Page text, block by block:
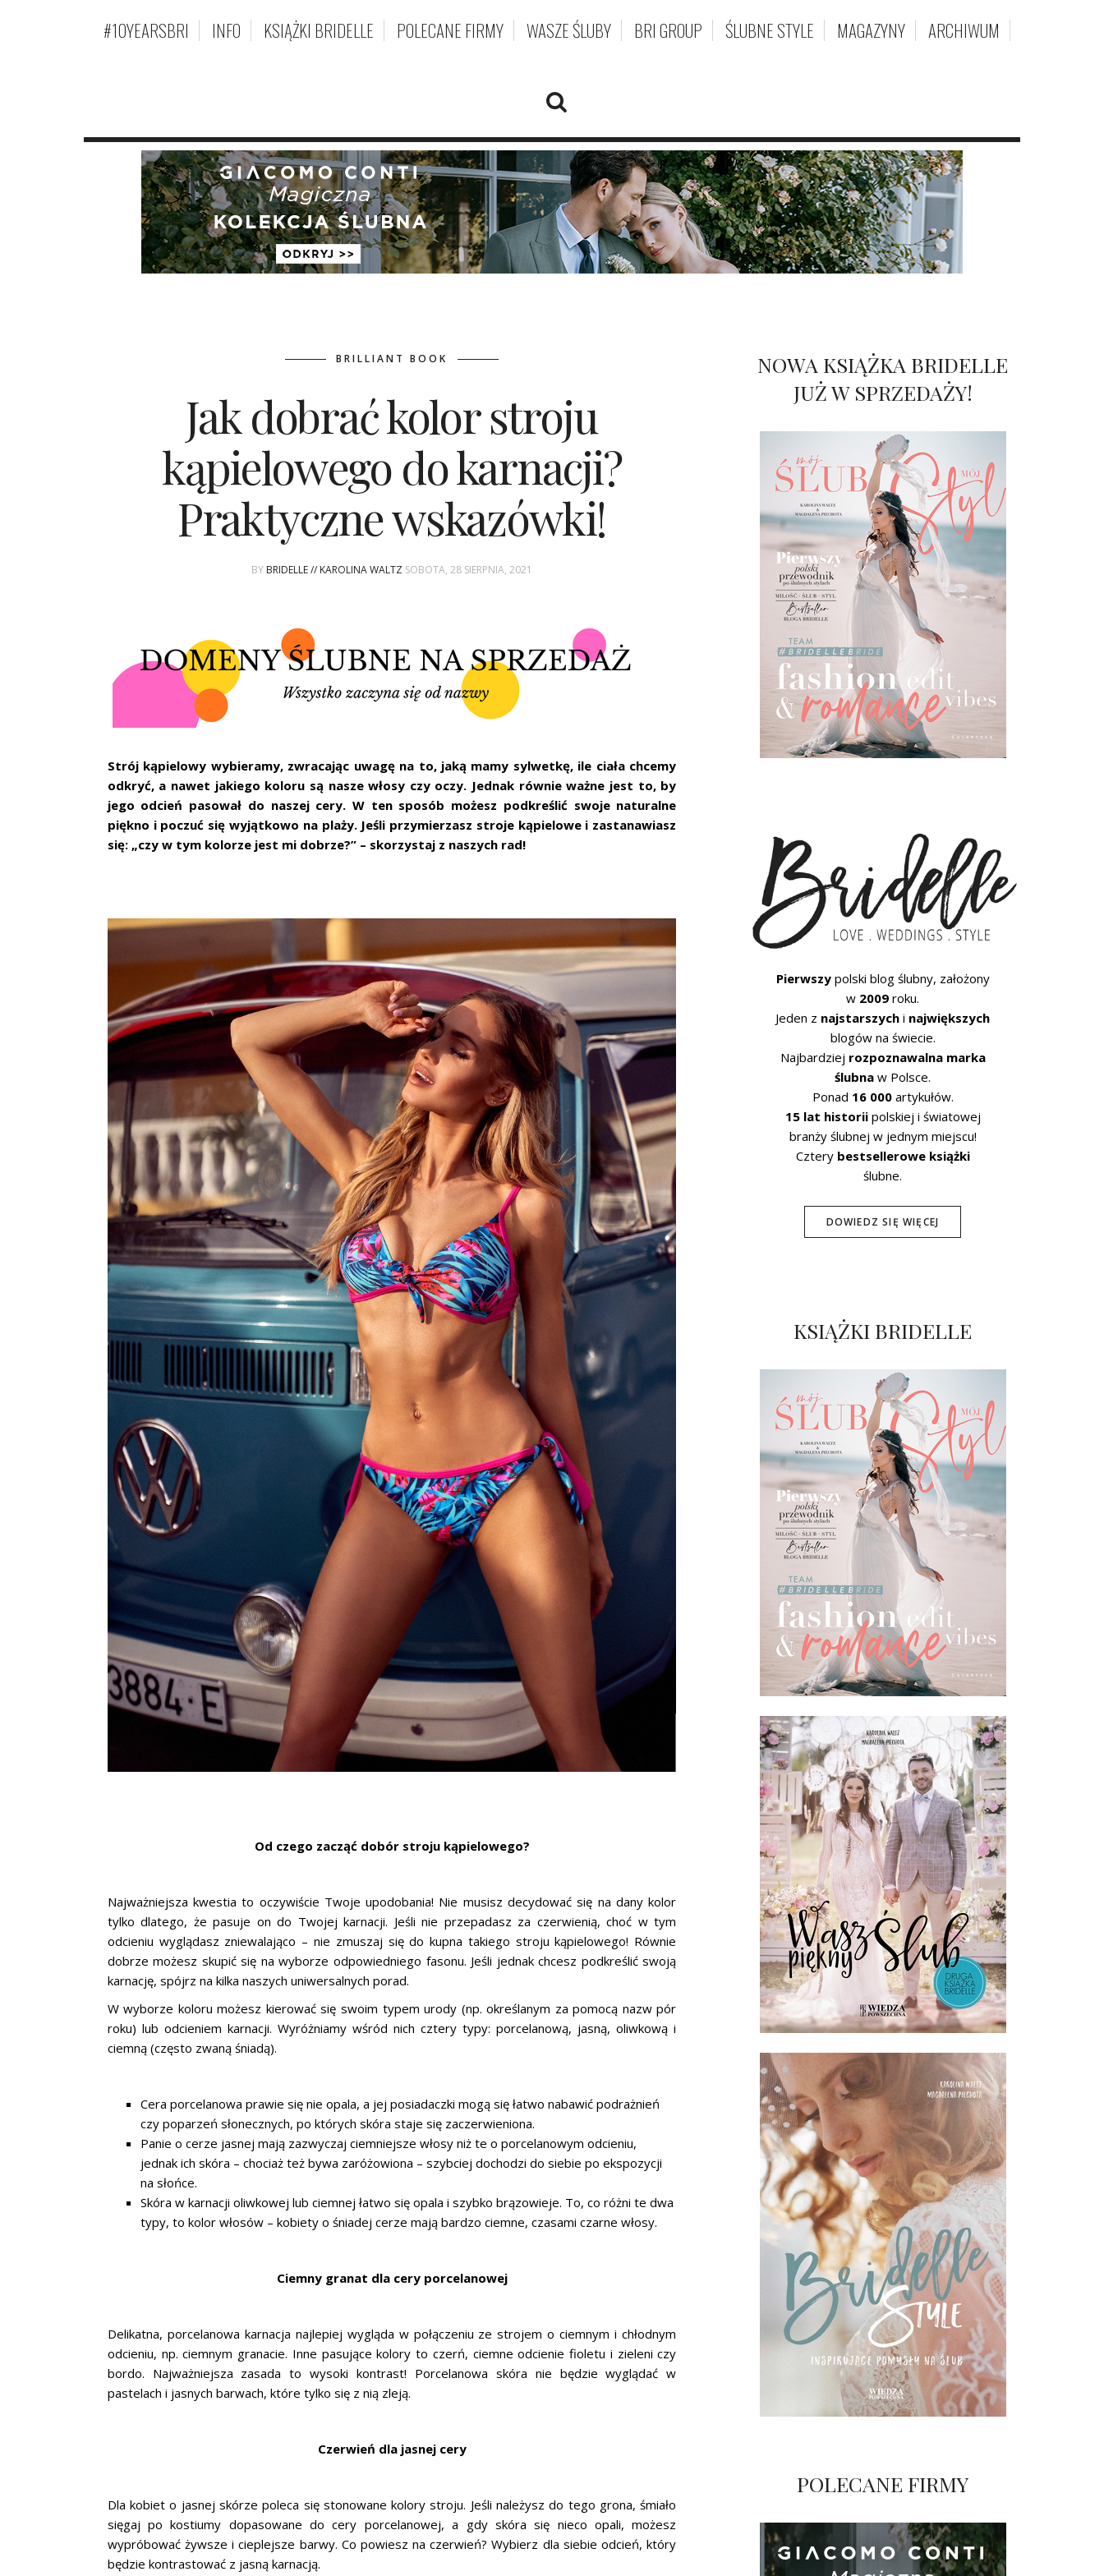
#10YEARSBRI INFO KSIĄŻKI BRIDELLE POLECANE FIRMY WASZE ŚLUBY BRI GROUP ŚLUBNE STYLE MAGAZYNY ARCHIWUM
BRILLIANT BOOK
Jak dobrać kolor stroju
kąpielowego do karnacji?
Praktyczne wskazówki!
BY BRIDELLE // KAROLINA WALTZ SOBOTA, 28 SIERPNIA, 2021
Strój kąpielowy wybieramy, zwracając uwagę na to, jaką mamy sylwetkę, ile ciała chcemy
odkryć, a nawet jakiego koloru są nasze włosy czy oczy. Jednak równie ważne jest to, by
jego odcień pasował do naszej cery. W ten sposób możesz podkreślić swoje naturalne
piękno i poczuć się wyjątkowo na plaży. Jeśli przymierzasz stroje kąpielowe i zastanawiasz
się: „czy w tym kolorze jest mi dobrze?” – skorzystaj z naszych rad!
Od czego zacząć dobór stroju kąpielowego?
Najważniejsza kwestia to oczywiście Twoje upodobania! Nie musisz decydować się na dany kolor
tylko dlatego, że pasuje on do Twojej karnacji. Jeśli nie przepadasz za czerwienią, choć w tym
odcieniu wyglądasz zniewalająco – nie zmuszaj się do kupna takiego stroju kąpielowego! Równie
dobrze możesz skupić się na wyborze odpowiedniego fasonu. Jeśli jednak chcesz podkreślić swoją
karnację, spójrz na kilka naszych uniwersalnych porad.
W wyborze koloru możesz kierować się swoim typem urody (np. określanym za pomocą nazw pór
roku) lub odcieniem karnacji. Wyróżniamy wśród nich cztery typy: porcelanową, jasną, oliwkową i
ciemną (często zwaną śniadą).
Cera porcelanowa prawie się nie opala, a jej posiadaczki mogą się łatwo nabawić podrażnień
czy poparzeń słonecznych, po których skóra staje się zaczerwieniona.
Panie o cerze jasnej mają zazwyczaj ciemniejsze włosy niż te o porcelanowym odcieniu,
jednak ich skóra – chociaż też bywa zaróżowiona – szybciej dochodzi do siebie po ekspozycji
na słońce.
Skóra w karnacji oliwkowej lub ciemnej łatwo się opala i szybko brązowieje. To, co różni te dwa
typy, to kolor włosów – kobiety o śniadej cerze mają bardzo ciemne, czasami czarne włosy.
Ciemny granat dla cery porcelanowej
Delikatna, porcelanowa karnacja najlepiej wygląda w połączeniu ze strojem o ciemnym i chłodnym
odcieniu, np. ciemnym granacie. Inne pasujące kolory to czerń, ciemne odcienie fioletu i zieleni czy
bordo. Najważniejsza zasada to wysoki kontrast! Porcelanowa skóra nie będzie wyglądać w
pastelach i jasnych barwach, które tylko się z nią zleją.
Czerwień dla jasnej cery
Dla kobiet o jasnej skórze poleca się stonowane kolory stroju. Jeśli należysz do tego grona, śmiało
sięgaj po kostiumy dopasowane do cery porcelanowej, a gdy skóra się nieco opali, możesz
wypróbować żywsze i cieplejsze barwy. Co powiesz na czerwień? Wybierz dla siebie odcień, który
będzie kontrastować z jasną karnacją.
NOWA KSIĄŻKA BRIDELLE
JUŻ W SPRZEDAŻY!
Pierwszypolski blog ślubny, założony
w 2009 roku.
Jeden z najstarszych i największych
blogów na świecie.
Najbardziej rozpoznawalna marka
ślubna w Polsce.
Ponad 16 000artykułów.
15 lat historiipolskiej i światowej
branży ślubnej w jednym miejscu!
Cztery bestsellerowe książki
ślubne.
DOWIEDZ SIĘ WIĘCEJ
KSIĄŻKI BRIDELLE
POLECANE FIRMY